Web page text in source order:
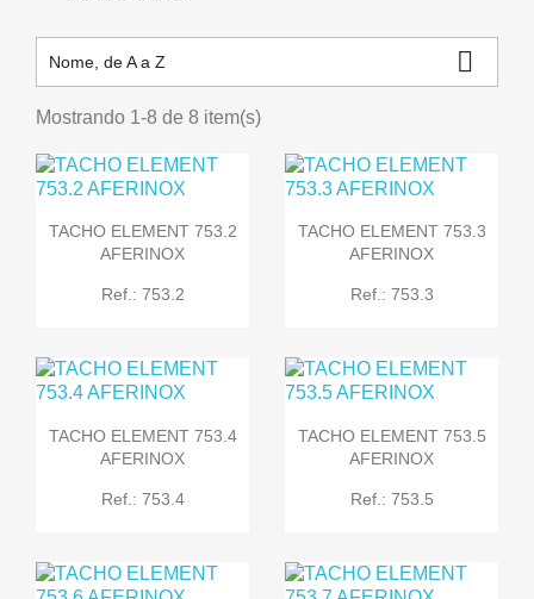
Nome, de A a Z 
Mostrando 1-8 de 8 item(s)
TACHO ELEMENT 753.2
AFERINOX
Ref.: 753.2
TACHO ELEMENT 753.3
AFERINOX
Ref.: 753.3
TACHO ELEMENT 753.4
AFERINOX
Ref.: 753.4
TACHO ELEMENT 753.5
AFERINOX
Ref.: 753.5